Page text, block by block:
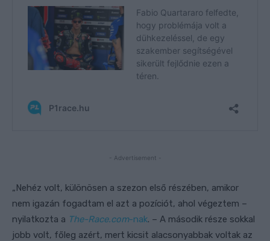
- Advertisement -
„Nehéz volt, különösen a szezon első részében, amikor
nem igazán fogadtam el azt a pozíciót, ahol végeztem –
nyilatkozta a The-Race.com-nak. – A második része sokkal
jobb volt, főleg azért, mert kicsit alacsonyabbak voltak az